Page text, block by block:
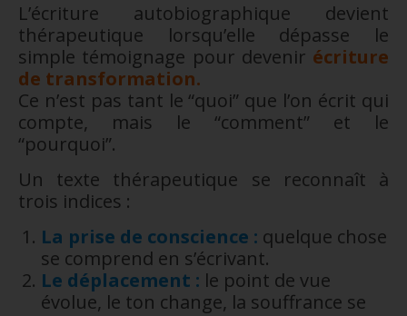
L’écriture autobiographique devient
thérapeutique lorsqu’elle dépasse le
simple témoignage pour devenir écriture
de transformation.
Ce n’est pas tant le “quoi” que l’on écrit qui
compte, mais le “comment” et le
“pourquoi”.
Un texte thérapeutique se reconnaît à
trois indices :
La prise de conscience : quelque chose
se comprend en s’écrivant.
Le déplacement : le point de vue
évolue, le ton change, la souffrance se